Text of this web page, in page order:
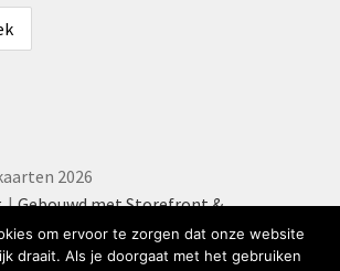
2026
Gebouwd met Storefront &
om ervoor te zorgen dat onze website
draait. Als je doorgaat met het gebruiken